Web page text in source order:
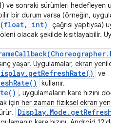
ve sonraki sürümleri hedefleyen
bir durum varsa (örneğin,
int)
çağrısı yaptıysa)
olacak şekilde kısıtlayabilir.
yaşar. Uygulamalar, ekran
ve
kullanır.
, uygulamaların kare hızını
için her zaman fiziksel ekran